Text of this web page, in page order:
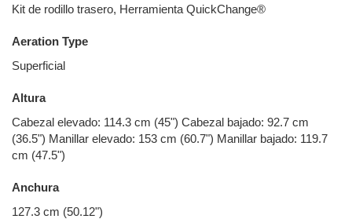
Kit de rodillo trasero, Herramienta QuickChange®
Aeration Type
Superficial
Altura
Cabezal elevado: 114.3 cm (45") Cabezal bajado: 92.7 cm
(36.5") Manillar elevado: 153 cm (60.7") Manillar bajado: 119.7
cm (47.5")
Anchura
127.3 cm (50.12")